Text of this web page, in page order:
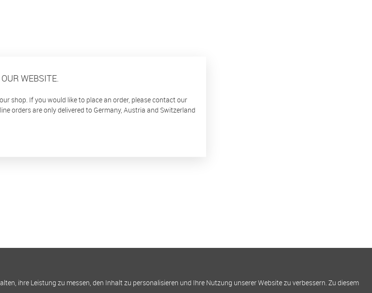
WEBSITE.
shop. If you would like to place an order, please contact our
orders are only delivered to Germany, Austria and Switzerland
ihre Leistung zu messen, den Inhalt zu personalisieren und Ihre Nutzung unserer Website zu verbessern. Zu diesem